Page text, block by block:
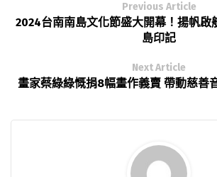
Previous Article
2024台南南島文化節盛大開幕！揚帆
島印記
Next Article
畫家蔡綠綠慨捐8幅畫作義賣 帶動慈善